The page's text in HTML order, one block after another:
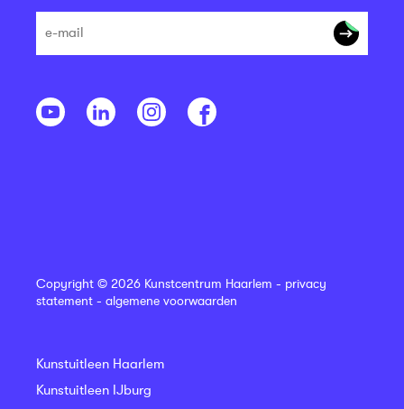
Copyright © 2026 Kunstcentrum Haarlem - privacy
statement - algemene voorwaarden
Kunstuitleen Haarlem
Kunstuitleen IJburg